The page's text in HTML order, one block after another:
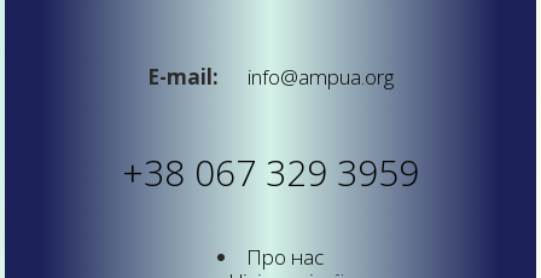
E-mail: info@ampua.org
+38 067 329 3959
Про нас